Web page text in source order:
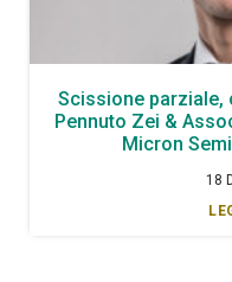
Scissione parziale,
Pennuto Zei &
Micron
18